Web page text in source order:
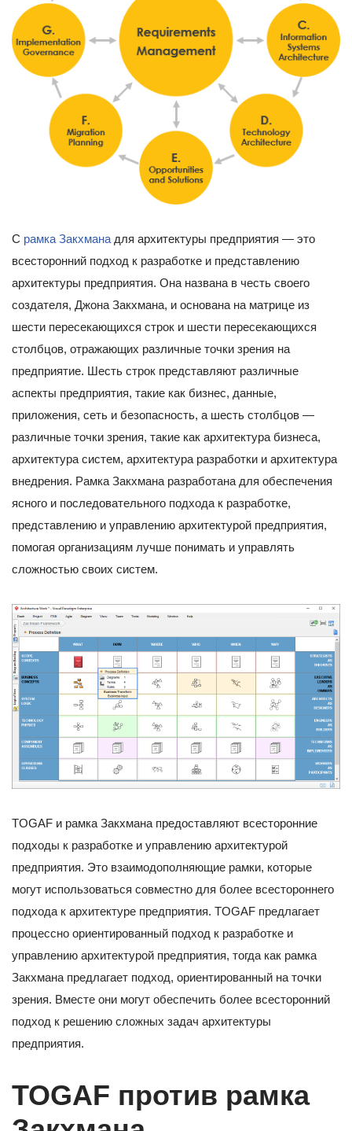
С рамка Закхмана для архитектуры предприятия — это
всесторонний подход к разработке и представлению
архитектуры предприятия. Она названа в честь своего
создателя, Джона Закхмана, и основана на матрице из
шести пересекающихся строк и шести пересекающихся
столбцов, отражающих различные точки зрения на
предприятие. Шесть строк представляют различные
аспекты предприятия, такие как бизнес, данные,
приложения, сеть и безопасность, а шесть столбцов —
различные точки зрения, такие как архитектура бизнеса,
архитектура систем, архитектура разработки и архитектура
внедрения. Рамка Закхмана разработана для обеспечения
ясного и последовательного подхода к разработке,
представлению и управлению архитектурой предприятия,
помогая организациям лучше понимать и управлять
сложностью своих систем.
TOGAF и рамка Закхмана предоставляют всесторонние
подходы к разработке и управлению архитектурой
предприятия. Это взаимодополняющие рамки, которые
могут использоваться совместно для более всестороннего
подхода к архитектуре предприятия. TOGAF предлагает
процессно ориентированный подход к разработке и
управлению архитектурой предприятия, тогда как рамка
Закхмана предлагает подход, ориентированный на точки
зрения. Вместе они могут обеспечить более всесторонний
подход к решению сложных задач архитектуры
предприятия.
TOGAF против рамка